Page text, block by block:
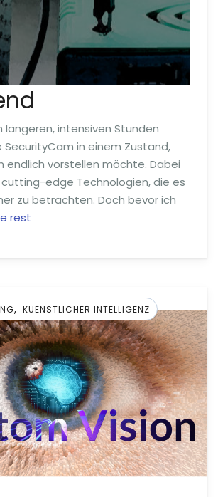
längeren, intensiven Stunden
SecurityCam in einem Zustand,
endlich vorstellen möchte. Dabei
edge Technologien, die es
zu betrachten. Doch bevor ich
rest
, KUENSTLICHER INTELLIGENZ